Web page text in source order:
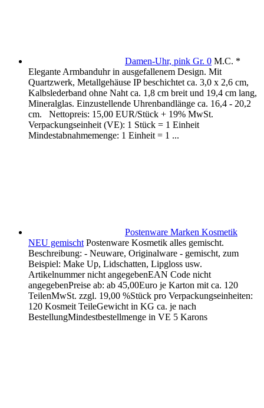
Damen-Uhr, pink Gr. 0 M.C. *
Elegante Armbanduhr in ausgefallenem Design. Mit
Quartzwerk, Metallgehäuse IP beschichtet ca. 3,0 x 2,6 cm,
Kalbslederband ohne Naht ca. 1,8 cm breit und 19,4 cm lang,
Mineralglas. Einzustellende Uhrenbandlänge ca. 16,4 - 20,2
cm. Nettopreis: 15,00 EUR/Stück + 19% MwSt.
Verpackungseinheit (VE): 1 Stück = 1 Einheit
Mindestabnahmemenge: 1 Einheit = 1 ...
Postenware Marken Kosmetik
NEU gemischt Postenware Kosmetik alles gemischt.
Beschreibung: - Neuware, Originalware - gemischt, zum
Beispiel: Make Up, Lidschatten, Lipgloss usw.
Artikelnummer nicht angegebenEAN Code nicht
angegebenPreise ab: ab 45,00Euro je Karton mit ca. 120
TeilenMwSt. zzgl. 19,00 %Stück pro Verpackungseinheiten:
120 Kosmeit TeileGewicht in KG ca. je nach
BestellungMindestbestellmenge in VE 5 Karons